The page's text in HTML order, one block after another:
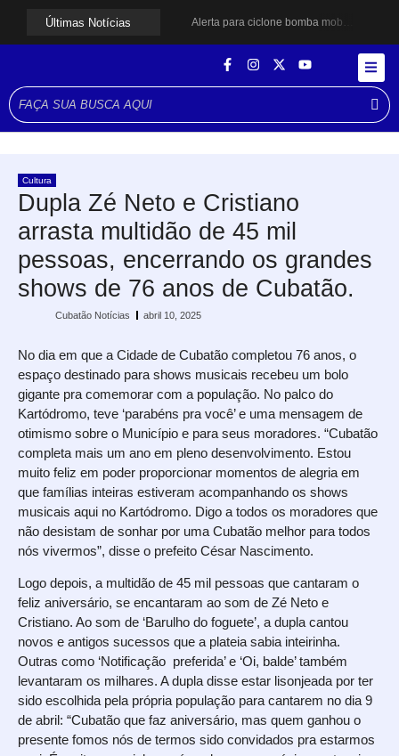
Últimas Notícias
Alerta para ciclone bomba mobiliza moradores de Cubatão após estragos causados por vendaval
Santos avança com proposta para municipalizar manutenção das calçadas
Cultura
Dupla Zé Neto e Cristiano
arrasta multidão de 45 mil
pessoas, encerrando os grandes
shows de 76 anos de Cubatão.
Cubatão Notícias abril 10, 2025
No dia em que a Cidade de Cubatão completou 76 anos, o
espaço destinado para shows musicais recebeu um bolo
gigante pra comemorar com a população. No palco do
Kartódromo, teve ‘parabéns pra você’ e uma mensagem de
otimismo sobre o Município e para seus moradores. “Cubatão
completa mais um ano em pleno desenvolvimento. Estou
muito feliz em poder proporcionar momentos de alegria em
que famílias inteiras estiveram acompanhando os shows
musicais aqui no Kartódromo. Digo a todos os moradores que
não desistam de sonhar por uma Cubatão melhor para todos
nós vivermos”, disse o prefeito César Nascimento.
Logo depois, a multidão de 45 mil pessoas que cantaram o
feliz aniversário, se encantaram ao som de Zé Neto e
Cristiano. Ao som de ‘Barulho do foguete’, a dupla cantou
novos e antigos sucessos que a plateia sabia inteirinha.
Outras como ‘Notificação preferida’ e ‘Oi, balde’ também
levantaram os milhares. A dupla disse estar lisonjeada por ter
sido escolhida pela própria população para cantarem no dia 9
de abril: “Cubatão que faz aniversário, mas quem ganhou o
presente fomos nós de termos sido convidados pra estarmos